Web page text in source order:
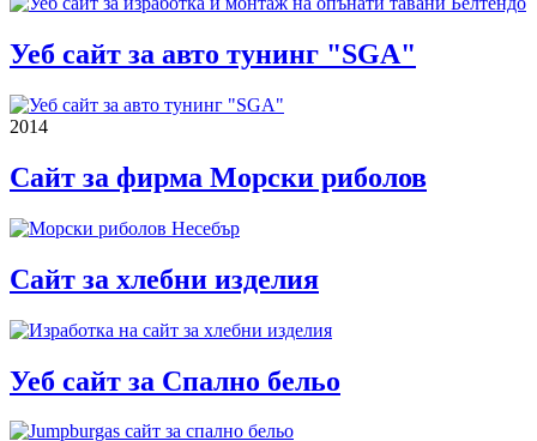
Уеб сайт за авто тунинг "SGA"
2014
Сайт за фирма Морски риболов
Сайт за хлебни изделия
Уеб сайт за Спално бельо